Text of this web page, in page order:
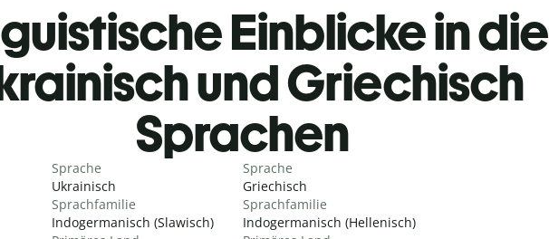
Einblicke in die
und Griechisch
Sprachen
Sprache
Ukrainisch
Sprachfamilie
Indogermanisch (Slawisch)
Sprache
Griechisch
Sprachfamilie
Indogermanisch (Hellenisch)